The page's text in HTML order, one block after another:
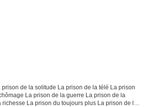
de la solitude La prison de la télé La prison
La prison de la guerre La prison de la
La prison du toujours plus La prison de la